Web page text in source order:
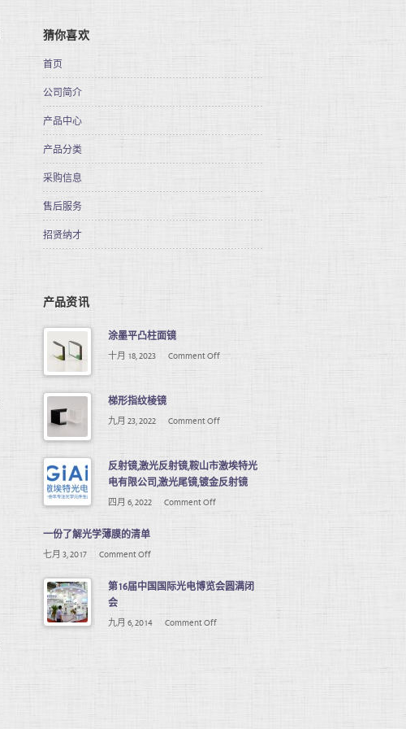
猜你喜欢
首页
公司简介
产品中心
产品分类
采购信息
售后服务
招贤纳才
产品资讯
涂墨平凸柱面镜
十月 18, 2023 Comment Off
梯形指纹棱镜
九月 23, 2022 Comment Off
反射镜,激光反射镜,鞍山市激埃特光
电有限公司,激光尾镜,镀金反射镜
四月 6, 2022 Comment Off
一份了解光学薄膜的清单
七月 3, 2017 Comment Off
第16届中国国际光电博览会圆满闭
会
九月 6, 2014 Comment Off